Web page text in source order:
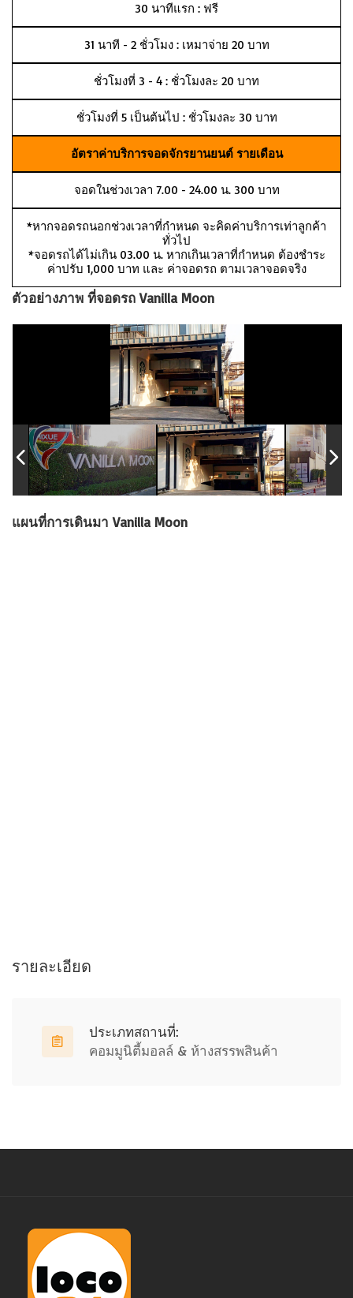
30 นาทีแรก : ฟรี
31 นาที - 2 ชั่วโมง : เหมาจ่าย 20 บาท
ชั่วโมงที่ 3 - 4 : ชั่วโมงละ 20 บาท
ชั่วโมงที่ 5 เป็นต้นไป : ชั่วโมงละ 30 บาท
อัตราค่าบริการจอดจักรยานยนต์ รายเดือน
จอดในช่วงเวลา 7.00 - 24.00 น. 300 บาท
*หากจอดรถนอกช่วงเวลาที่กำหนด จะคิดค่าบริการเท่าลูกค้า
ทั่วไป
*จอดรถได้ไม่เกิน 03.00 น. หากเกินเวลาที่กำหนด ต้องชำระ
ค่าปรับ 1,000 บาท และ ค่าจอดรถ ตามเวลาจอดจริง
ตัวอย่างภาพ ที่จอดรถ Vanilla Moon
แผนที่การเดินมา Vanilla Moon
รายละเอียด
ประเภทสถานที่:
คอมมูนิตี้มอลล์ & ห้างสรรพสินค้า